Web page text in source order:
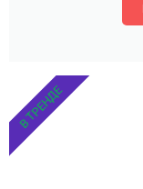
В ТРЕНДЕ